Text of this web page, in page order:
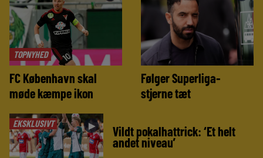
TOPNYHED
FC København skal
møde kæmpe ikon
Følger Superliga-
stjerne tæt
EKSKLUSIVT ► Vildt pokalhattrick: ‘Et helt
andet niveau’